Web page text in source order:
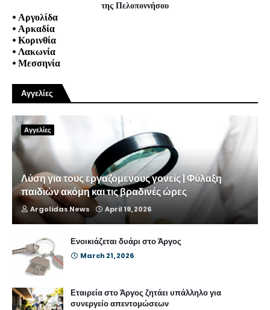
της Πελοποννήσου
• Αργολίδα
• Αρκαδία
• Κορινθία
• Λακωνία
• Μεσσηνία
Αγγελίες
Αγγελίες
Λύση για τους εργαζόμενους γονείς | Φύλαξη
παιδιών ακόμη και τις βραδινές ώρες
Argolidas News April 19, 2026
Ενοικιάζεται δυάρι στο Άργος
March 21, 2026
Εταιρεία στο Άργος ζητάει υπάλληλο για
συνεργείο απεντομώσεων